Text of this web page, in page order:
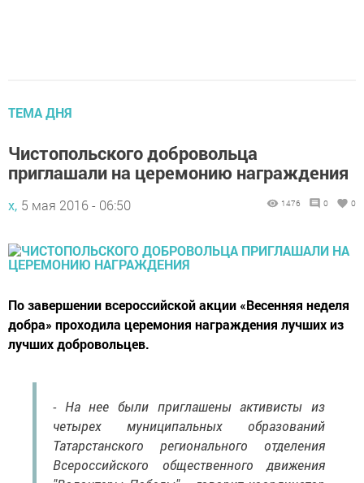
ТЕМА ДНЯ
Чистопольского добровольца
приглашали на церемонию награждения
х, 5 мая 2016 - 06:50 1476 0 0
По завершении всероссийской акции «Весенняя неделя
добра» проходила церемония награждения лучших из
лучших добровольцев.
- На нее были приглашены активисты из
четырех муниципальных образований
Татарстанского регионального отделения
Всероссийского общественного движения